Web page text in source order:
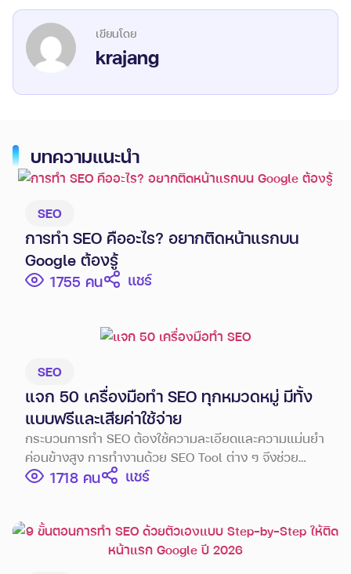
krajang
บทความแนะนำ
SEO
การทำ SEO คืออะไร? อยากติดหน้าแรกบน
Google ต้องรู้
1755 แชร์
SEO
แจก 50 เครื่องมือทำ SEO ทุกหมวดหมู่ มีทั้ง
แบบฟรีและเสียค่าใช้จ่าย
กระบวนการทำ SEO ต้องใช้ความละเอียดและความแม่นยำ
ค่อนข้างสูง การทำงานด้วย SEO Tool ต่าง ๆ จึงช่วย
นักการตลาดประหยัดเวลา และช่วยให้ผลลัพธ์ออกมาตรง
1718 แชร์